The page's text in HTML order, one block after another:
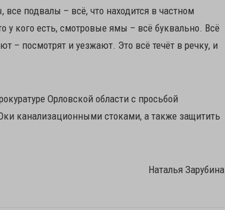
подвалы – всё, что находится в частном
у кого есть, смотровые ямы – всё буквально. Всё
посмотрят и уезжают. Это всё течёт в речку, и
Орловской области с просьбой
канализационными стоками, а также защитить
Наталья Зарубина